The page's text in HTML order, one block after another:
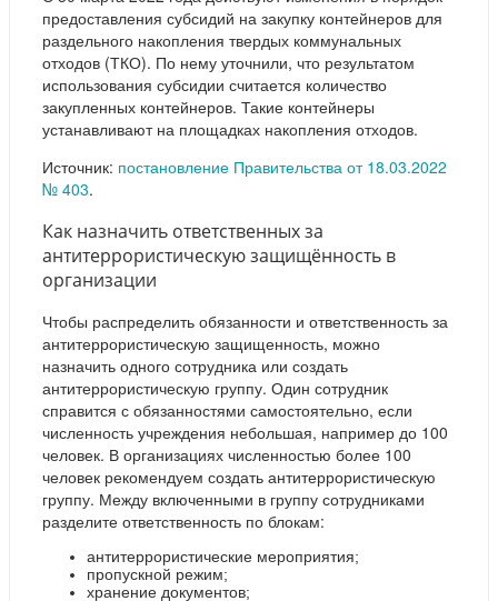
предоставления субсидий на закупку контейнеров для
раздельного накопления твердых коммунальных
отходов (ТКО). По нему уточнили, что результатом
использования субсидии считается количество
закупленных контейнеров. Такие контейнеры
устанавливают на площадках накопления отходов.
Источник: постановление Правительства от 18.03.2022
№ 403.
Как назначить ответственных за
антитеррористическую защищённость в
организации
Чтобы распределить обязанности и ответственность за
антитеррористическую защищенность, можно
назначить одного сотрудника или создать
антитеррористическую группу. Один сотрудник
справится с обязанностями самостоятельно, если
численность учреждения небольшая, например до 100
человек. В организациях численностью более 100
человек рекомендуем создать антитеррористическую
группу. Между включенными в группу сотрудниками
разделите ответственность по блокам:
антитеррористические мероприятия;
пропускной режим;
хранение документов;